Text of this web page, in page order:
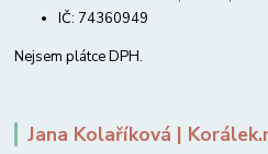
IČ: 74360949
Nejsem plátce DPH.
Jana Kolaříková |